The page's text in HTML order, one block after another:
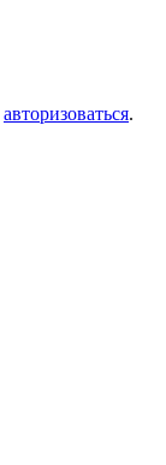
авторизоваться.